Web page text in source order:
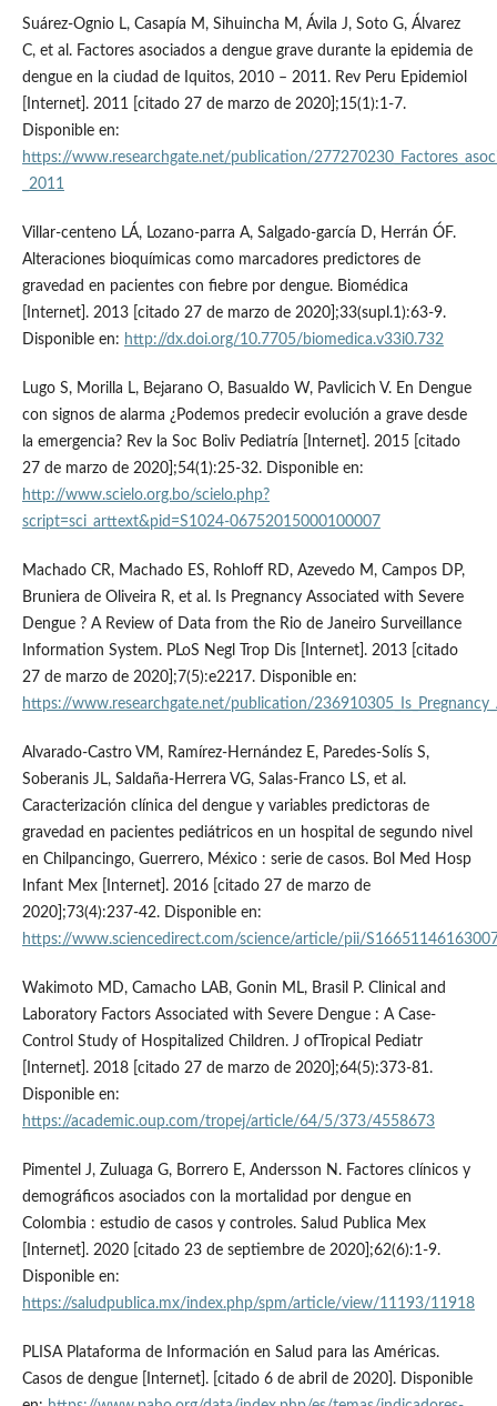
Suárez-Ognio L, Casapía M, Sihuincha M, Ávila J, Soto G, Álvarez
C, et al. Factores asociados a dengue grave durante la epidemia de
dengue en la ciudad de Iquitos, 2010 – 2011. Rev Peru Epidemiol
[Internet]. 2011 [citado 27 de marzo de 2020];15(1):1-7.
Disponible en:
https://www.researchgate.net/publication/
_2011
Villar-centeno LÁ, Lozano-parra A, Salgado-garcía D, Herrán ÓF.
Alteraciones bioquímicas como marcadores predictores de
gravedad en pacientes con fiebre por dengue. Biomédica
[Internet]. 2013 [citado 27 de marzo de 2020];33(supl.1):63-9.
Disponible en: http://dx.doi.org/10.7705/biomedica.v33i0.732
Lugo S, Morilla L, Bejarano O, Basualdo W, Pavlicich V. En Dengue
con signos de alarma ¿Podemos predecir evolución a grave desde
la emergencia? Rev la Soc Boliv Pediatría [Internet]. 2015 [citado
27 de marzo de 2020];54(1):25-32. Disponible en:
http://www.scielo.org.bo/scielo.php?
script=sci_arttext&pid=S1024-06752015000100007
Machado CR, Machado ES, Rohloff RD, Azevedo M, Campos DP,
Bruniera de Oliveira R, et al. Is Pregnancy Associated with Severe
Dengue ? A Review of Data from the Rio de Janeiro Surveillance
Information System. PLoS Negl Trop Dis [Internet]. 2013 [citado
27 de marzo de 2020];7(5):e2217. Disponible en:
https://www.researchgate.net/publication/
Alvarado-Castro VM, Ramírez-Hernández E, Paredes-Solís S,
Soberanis JL, Saldaña-Herrera VG, Salas-Franco LS, et al.
Caracterización clínica del dengue y variables predictoras de
gravedad en pacientes pediátricos en un hospital de segundo nivel
en Chilpancingo, Guerrero, México : serie de casos. Bol Med Hosp
Infant Mex [Internet]. 2016 [citado 27 de marzo de
2020];73(4):237-42. Disponible en:
https://www.sciencedirect.com/science/article/pii/
Wakimoto MD, Camacho LAB, Gonin ML, Brasil P. Clinical and
Laboratory Factors Associated with Severe Dengue : A Case-
Control Study of Hospitalized Children. J ofTropical Pediatr
[Internet]. 2018 [citado 27 de marzo de 2020];64(5):373-81.
Disponible en:
https://academic.oup.com/tropej/article/64/5/373/4558673
Pimentel J, Zuluaga G, Borrero E, Andersson N. Factores clínicos y
demográficos asociados con la mortalidad por dengue en
Colombia : estudio de casos y controles. Salud Publica Mex
[Internet]. 2020 [citado 23 de septiembre de 2020];62(6):1-9.
Disponible en:
https://saludpublica.mx/index.php/spm/article/view/11193/11918
PLISA Plataforma de Información en Salud para las Américas.
Casos de dengue [Internet]. [citado 6 de abril de 2020]. Disponible